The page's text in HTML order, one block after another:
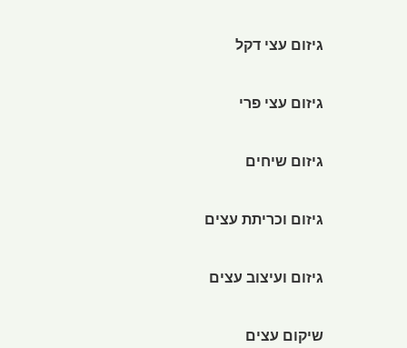
גיזום עצי דקל
גיזום עצי פרי
גיזום שיחים
גיזום וכריתת עצים
גיזום ועיצוב עצים
שיקום עצים